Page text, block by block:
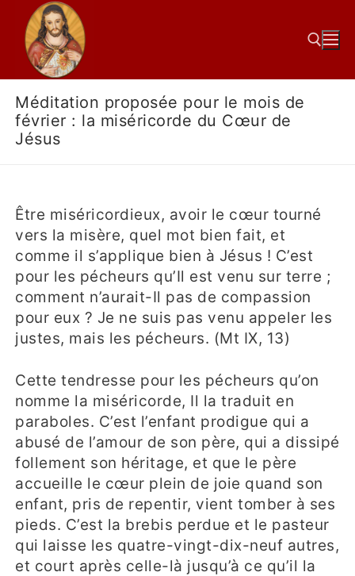
Méditation proposée pour le mois de
février : la miséricorde du Cœur de
Jésus
Être miséricordieux, avoir le cœur tourné
vers la misère, quel mot bien fait, et
comme il s’applique bien à Jésus ! C’est
pour les pécheurs qu’Il est venu sur terre ;
comment n’aurait-Il pas de compassion
pour eux ? Je ne suis pas venu appeler les
justes, mais les pécheurs. (Mt IX, 13)
Cette tendresse pour les pécheurs qu’on
nomme la miséricorde, Il la traduit en
paraboles. C’est l’enfant prodigue qui a
abusé de l’amour de son père, qui a dissipé
follement son héritage, et que le père
accueille le cœur plein de joie quand son
enfant, pris de repentir, vient tomber à ses
pieds. C’est la brebis perdue et le pasteur
qui laisse les quatre-vingt-dix-neuf autres,
et court après celle-là jusqu’à ce qu’il la